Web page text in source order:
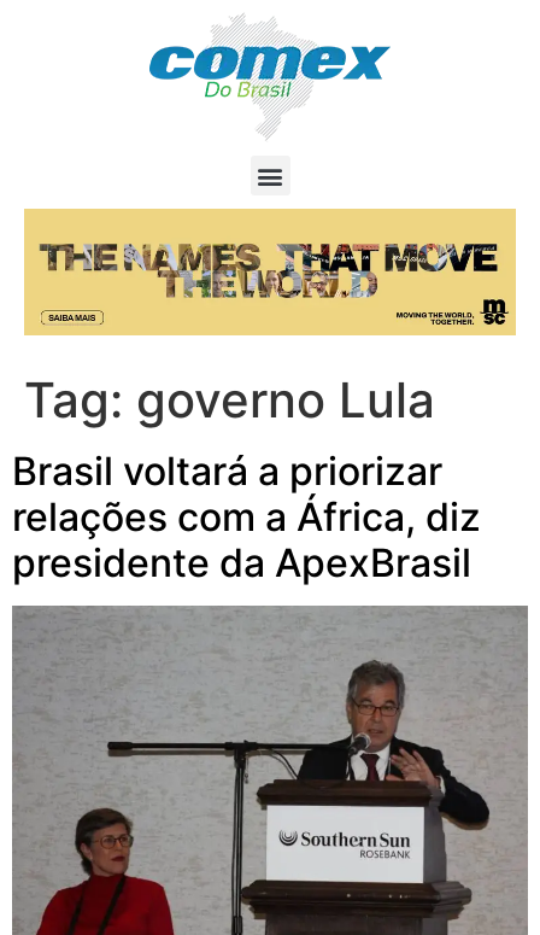
Tag: governo Lula
Brasil voltará a priorizar
relações com a África, diz
presidente da ApexBrasil